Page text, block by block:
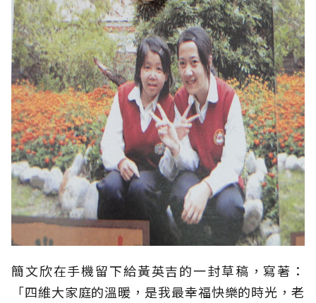
簡文欣在手機留下給黃英吉的一封草稿，寫著：
「四維大家庭的溫暖，是我最幸福快樂的時光，老